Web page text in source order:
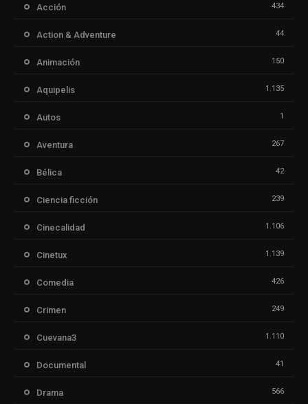
Acción 434
Action & Adventure 44
Animación 150
Aquipelis 1.135
Autos 1
Aventura 267
Bélica 42
Ciencia ficción 239
Cinecalidad 1.106
Cinetux 1.139
Comedia 426
Crimen 249
Cuevana3 1.110
Documental 41
Drama 566